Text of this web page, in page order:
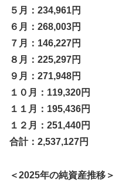
５月：234,961円
６月：268,003円
７月：146,227円
８月：225,297円
９月：271,948円
１０月：119,320円
１１月：195,436円
１２月：251,440円
合計：2,537,127円
＜2025年の純資産推移＞